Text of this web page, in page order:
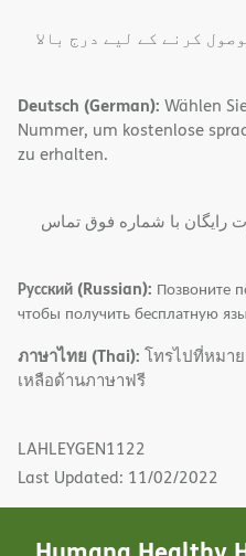
کرنے کے لیے درج بالا
Deutsch (German): Wählen
Nummer, um kostenlose
zu erhalten.
رایگان با شماره فوق تماس
Русский (Russian): Позвоните
чтобы получить бесплатную
ภาษาไทย (Thai): โทรไปที่หมา
เหลือด้านภาษาฟรี
LAHLEYGEN1122
Last Updated: 11/02/2022